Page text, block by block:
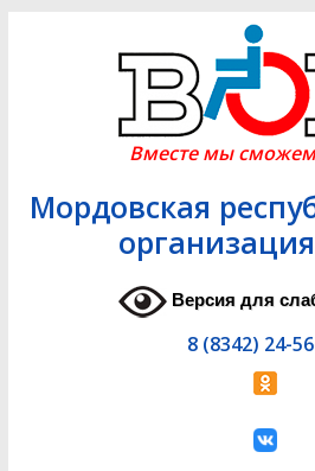
Вместе мы
Мордовская
Версия для
8 (8342) 24-